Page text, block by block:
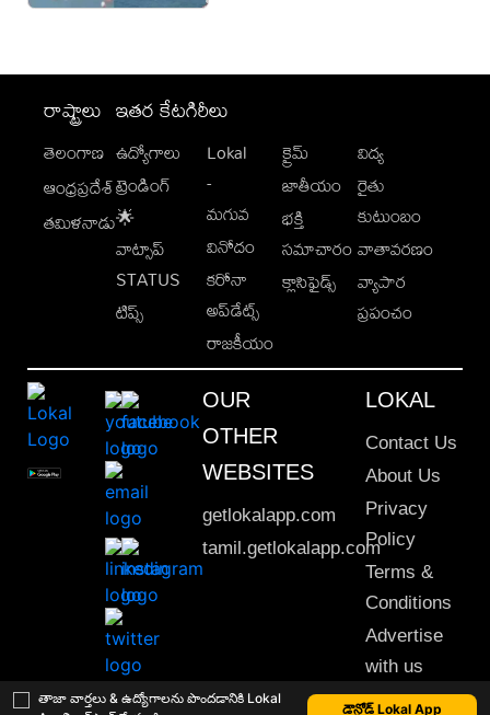
తాజా వార్తలు & ఉద్యోగాలను పొందడానికి Lokal
డౌన్లోడ్ Lokal App
రాష్ట్రాలు
తెలంగాణ
ఆంధ్రప్రదేశ్
తమిళనాడు
ఇతర కేటగిరీలు
ఉద్యోగాలు
ట్రెండింగ్
🌟
వాట్సాప్
STATUS
టిప్స్
Lokal
-
మగువ
వినోదం
కరోనా
అప్‌డేట్స్
రాజకీయం
క్రైమ్
జాతీయం
భక్తి
సమాచారం
క్లాసిఫైడ్స్
విద్య
రైతు
కుటుంబం
వాతావరణం
వ్యాపార
ప్రపంచం
OUR
OTHER
WEBSITES
getlokalapp.com
tamil.getlokalapp.com
LOKAL
Contact Us
About Us
Privacy
Policy
Terms &
Conditions
Advertise
with us
Sitemap